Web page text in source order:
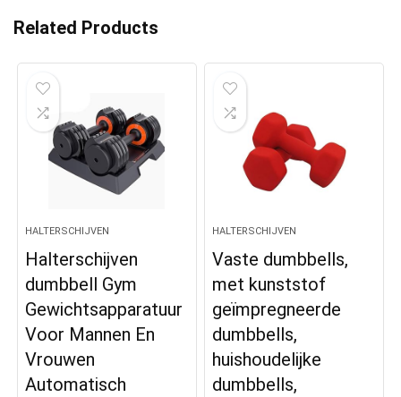
Related Products
HALTERSCHIJVEN
Halterschijven
dumbbell Gym
Gewichtsapparatuur
Voor Mannen En
Vrouwen
Automatisch
HALTERSCHIJVEN
Vaste dumbbells,
met kunststof
geïmpregneerde
dumbbells,
huishoudelijke
dumbbells,